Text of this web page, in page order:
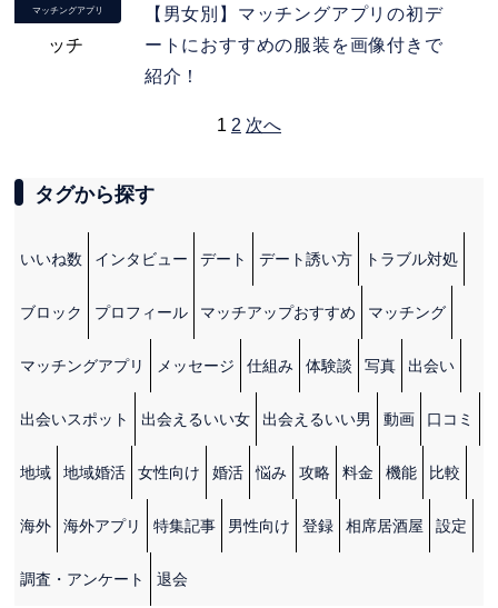
マッチングアプリ
【男女別】マッチングアプリの初デ
ートにおすすめの服装を画像付きで
紹介！
1 2 次へ
タグから探す
いいね数 インタビュー デート デート誘い方 トラブル対処
ブロック プロフィール マッチアップおすすめ マッチング
マッチングアプリ メッセージ 仕組み 体験談 写真 出会い
出会いスポット 出会えるいい女 出会えるいい男 動画 口コミ
地域 地域婚活 女性向け 婚活 悩み 攻略 料金 機能 比較
海外 海外アプリ 特集記事 男性向け 登録 相席居酒屋 設定
調査・アンケート 退会